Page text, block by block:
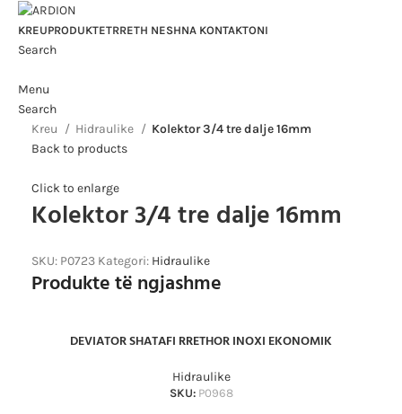
KREUPRODUKTETRRETH NESHNA KONTAKTONI
Search
Menu
Search
Kreu
Hidraulike
Kolektor 3/4 tre dalje 16mm
Back to products
Click to enlarge
Kolektor 3/4 tre dalje 16mm
SKU: P0723 Kategori: Hidraulike
Produkte të ngjashme
DEVIATOR SHATAFI RRETHOR INOXI EKONOMIK
Hidraulike
SKU: P0968